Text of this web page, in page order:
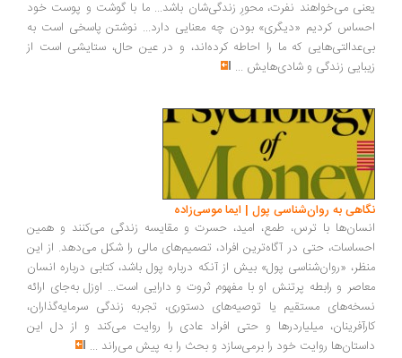
می‌خواهند نفرت، محورِ زندگی‌شان باشد... ما با گوشت و پوست خود
کردیم «دیگری» بودن چه معنایی دارد... نوشتن پاسخی است به
که ما را احاطه کرده‌اند، و در عین حال، ستایشی است از
زندگی و شادی‌هایش...
به روان‌شناسی پول | ایما موسی‌زاده
با ترس، طمع، امید، حسرت و مقایسه زندگی می‌کنند و همین
حتی در آگاه‌ترین افراد، تصمیم‌های مالی را شکل می‌دهد. از این
«روان‌شناسی پول» بیش از آنکه درباره پول باشد، کتابی درباره انسان
و رابطه پرتنش او با مفهوم ثروت و دارایی است... اوزل به‌جای ارائه
مستقیم یا توصیه‌های دستوری، تجربه زندگی سرمایه‌گذاران،
میلیاردرها و حتی افراد عادی را روایت می‌کند و از دل این
روایت خود را برمی‌سازد و بحث را به پیش می‌راند...